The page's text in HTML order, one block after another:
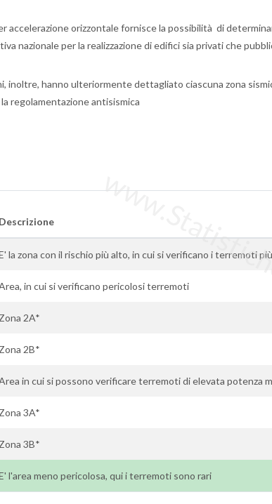
accelerazione orizzontale fornisce la possibilità di
nazionale per la realizzazione di edifici sia privati che
inoltre, hanno ulteriormente dettagliato ciascuna zona
regolamentazione antisismica
Descrizione
la zona con il rischio più alto, in cui si verificano i terremoti
in cui si verificano pericolosi terremoti
Zona 2A*
Zona 2B*
in cui si possono verificare terremoti di elevata potenza
Zona 3A*
Zona 3B*
l'area meno pericolosa, qui i terremoti sono rari